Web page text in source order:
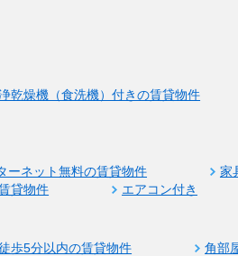
乾燥機（食洗機）付きの賃貸物件
ーネット無料の賃貸物件
家
貸物件 エアコン付き
歩5分以内の賃貸物件
角部